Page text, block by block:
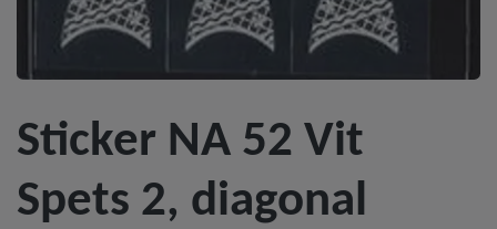
Sticker NA 52 Vit
Spets 2, diagonal